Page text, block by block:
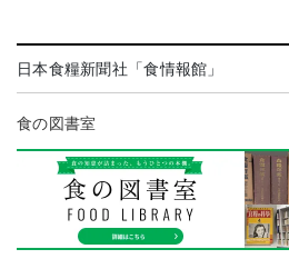
日本食糧新聞社「食情報館」
食の図書室